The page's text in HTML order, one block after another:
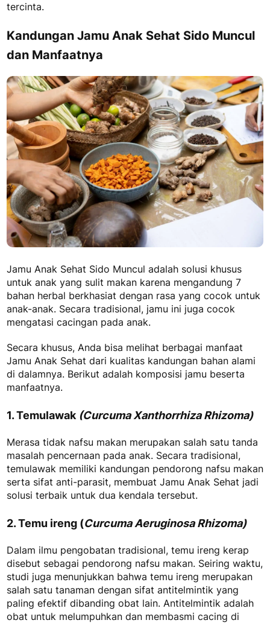
tercinta.
Kandungan Jamu Anak Sehat Sido Muncul
dan Manfaatnya
Jamu Anak Sehat Sido Muncul adalah solusi khusus
untuk anak yang sulit makan karena mengandung 7
bahan herbal berkhasiat dengan rasa yang cocok untuk
anak-anak. Secara tradisional, jamu ini juga cocok
mengatasi cacingan pada anak.
Secara khusus, Anda bisa melihat berbagai manfaat
Jamu Anak Sehat dari kualitas kandungan bahan alami
di dalamnya. Berikut adalah komposisi jamu beserta
manfaatnya.
1. Temulawak (Curcuma Xanthorrhiza Rhizoma)
Merasa tidak nafsu makan merupakan salah satu tanda
masalah pencernaan pada anak. Secara tradisional,
temulawak memiliki kandungan pendorong nafsu makan
serta sifat anti-parasit, membuat Jamu Anak Sehat jadi
solusi terbaik untuk dua kendala tersebut.
2. Temu ireng (Curcuma Aeruginosa Rhizoma)
Dalam ilmu pengobatan tradisional, temu ireng kerap
disebut sebagai pendorong nafsu makan. Seiring waktu,
studi juga menunjukkan bahwa temu ireng merupakan
salah satu tanaman dengan sifat antitelmintik yang
paling efektif dibanding obat lain. Antitelmintik adalah
obat untuk melumpuhkan dan membasmi cacing di